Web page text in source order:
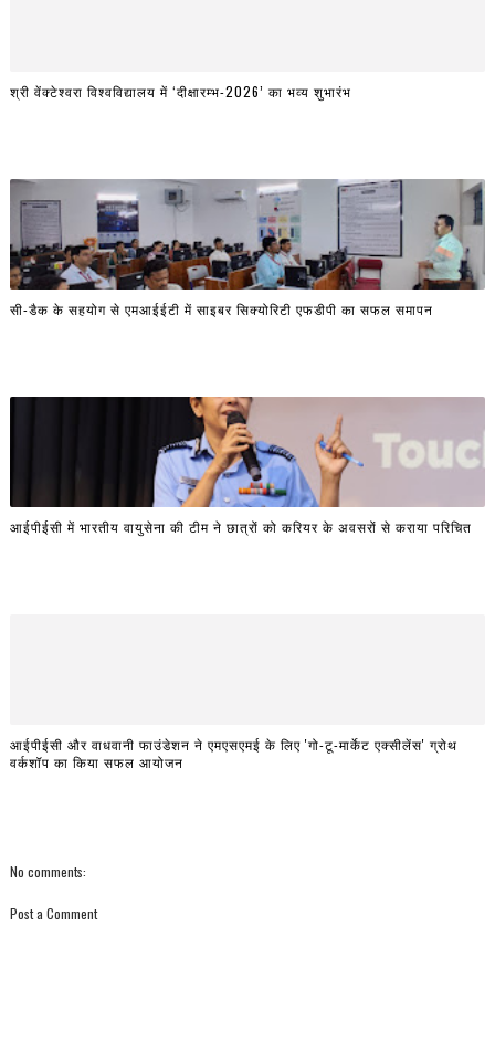
श्री वेंक्टेश्वरा विश्वविद्यालय में ‘दीक्षारम्भ-2026’ का भव्य शुभारंभ
सी-डैक के सहयोग से एमआईईटी में साइबर सिक्योरिटी एफडीपी का सफल समापन
आईपीईसी में भारतीय वायुसेना की टीम ने छात्रों को करियर के अवसरों से कराया परिचित
आईपीईसी और वाधवानी फाउंडेशन ने एमएसएमई के लिए 'गो-टू-मार्केट एक्सीलेंस' ग्रोथ
वर्कशॉप का किया सफल आयोजन
No comments:
Post a Comment